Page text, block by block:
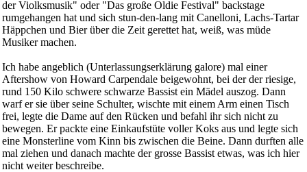
der Violksmusik" oder "Das große Oldie Festival" backstage
rumgehangen hat und sich stun-den-lang mit Canelloni, Lachs-Tartar
Häppchen und Bier über die Zeit gerettet hat, weiß, was müde
Musiker machen.
Ich habe angeblich (Unterlassungserklärung galore) mal einer
Aftershow von Howard Carpendale beigewohnt, bei der der riesige,
rund 150 Kilo schwere schwarze Bassist ein Mädel auszog. Dann
warf er sie über seine Schulter, wischte mit einem Arm einen Tisch
frei, legte die Dame auf den Rücken und befahl ihr sich nicht zu
bewegen. Er packte eine Einkaufstüte voller Koks aus und legte sich
eine Monsterline vom Kinn bis zwischen die Beine. Dann durften alle
mal ziehen und danach machte der grosse Bassist etwas, was ich hier
nicht weiter beschreibe.